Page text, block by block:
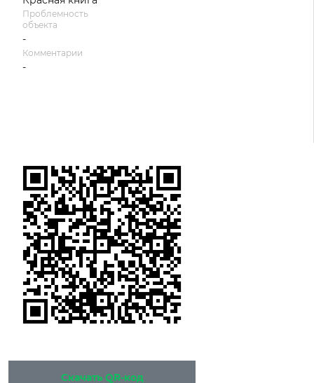
Проблемность
объекта
-
Комментарии
-
Скачать QR-код